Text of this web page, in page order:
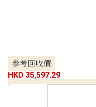
參考回收價
HKD 35,597.29